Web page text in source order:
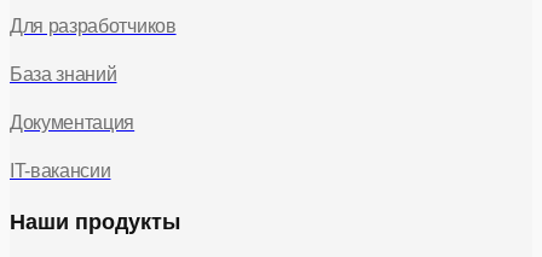
Для разработчиков
База знаний
Документация
IT-вакансии
Наши продукты